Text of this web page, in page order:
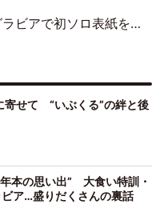
優を志したきっかけなどを語った必読のインタビューを掲載
寄せて “いぶくる”の絆と後
本の思い出” 大食い特訓・
ア…盛りだくさんの裏話